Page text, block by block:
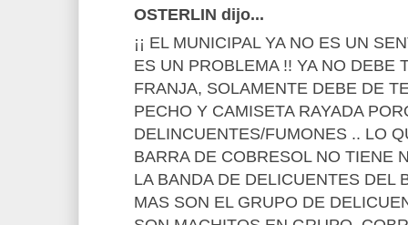
OSTERLIN dijo...
¡¡ EL MUNICIPAL YA NO ES UN
ES UN PROBLEMA !! YA NO DEBE
FRANJA, SOLAMENTE DEBE DE
PECHO Y CAMISETA RAYADA
DELINCUENTES/FUMONES .. LO
BARRA DE COBRESOL NO TIENE
LA BANDA DE DELICUENTES DEL
MAS SON EL GRUPO DE